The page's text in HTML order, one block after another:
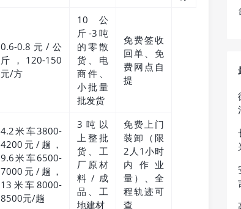
0.6-0.8元/公
斤，120-150
元/方
10公
斤-3吨
的零散
货、电
商件、
小批量
批发货
免费签收
回单、免
费网点自
提
4.2米车3800-
4200元/趟，
9.6米车6500-
7000元/趟，
13米车8000-
8500元/趟
3吨以
上整批
货、工
厂原材
料/成
品、工
地建材
免费上门
装卸（限
2人1小时
内作业
量）、全
程轨迹可
查